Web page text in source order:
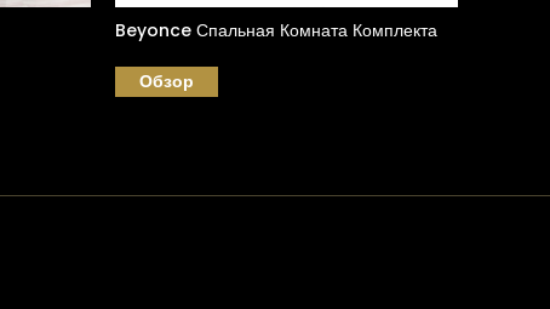
Beyonce Спальная Комната Комплекта
Обзор